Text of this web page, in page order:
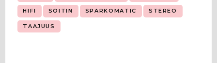
HIFI SOITIN SPARKOMATIC STEREO
TAAJUUS